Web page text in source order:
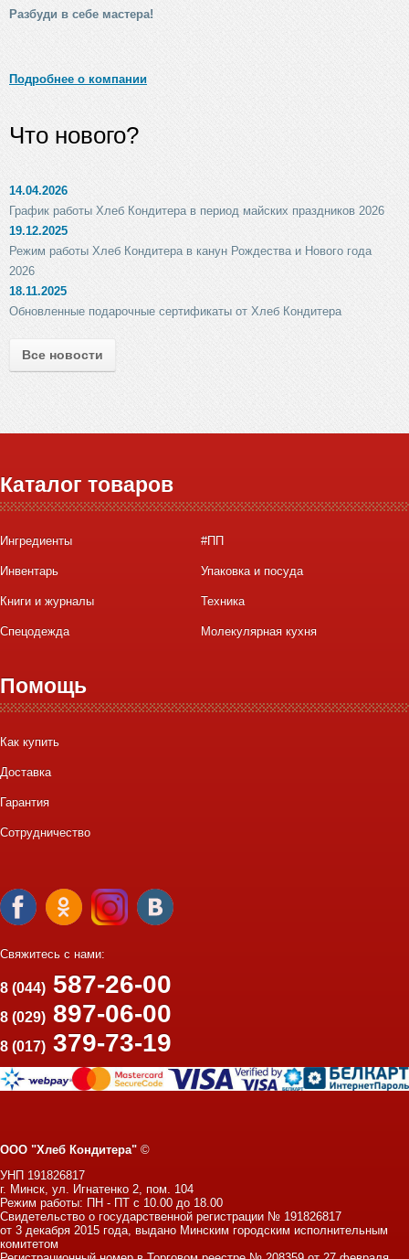
Разбуди в себе мастера!
Подробнее о компании
Что нового?
14.04.2026
График работы Хлеб Кондитера в период майских праздников 2026
19.12.2025
Режим работы Хлеб Кондитера в канун Рождества и Нового года
2026
18.11.2025
Обновленные подарочные сертификаты от Хлеб Кондитера
Все новости
Каталог товаров
Ингредиенты #ПП
Инвентарь Упаковка и посуда
Книги и журналы Техника
Спецодежда Молекулярная кухня
Помощь
Как купить
Доставка
Гарантия
Сотрудничество
Свяжитесь с нами:
8 (044) 587-26-00
8 (029) 897-06-00
8 (017) 379-73-19
ООО "Хлеб Кондитера" ©
УНП 191826817
г. Минск, ул. Игнатенко 2, пом. 104
Режим работы: ПН - ПТ с 10.00 до 18.00
Свидетельство о государственной регистрации № 191826817
от 3 декабря 2015 года, выдано Минским городским исполнительным
комитетом